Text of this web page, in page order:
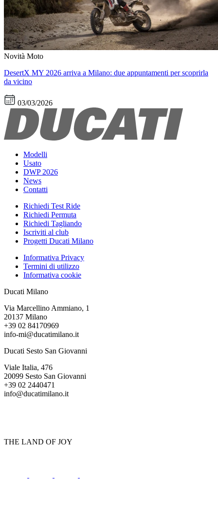
Novità Moto
DesertX MY 2026 arriva a Milano: due appuntamenti per scoprirla
da vicino
03/03/2026
Modelli
Usato
DWP 2026
News
Contatti
Richiedi Test Ride
Richiedi Permuta
Richiedi Tagliando
Iscriviti al club
Progetti Ducati Milano
Informativa Privacy
Termini di utilizzo
Informativa cookie
Ducati Milano
Via Marcellino Ammiano, 1
20137 Milano
+39 02 84170969
info-mi@ducatimilano.it
Ducati Sesto San Giovanni
Viale Italia, 476
20099 Sesto San Giovanni
+39 02 2440471
info@ducatimilano.it
THE LAND OF JOY